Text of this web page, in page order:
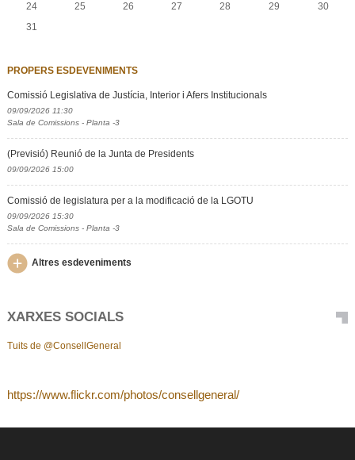
24
25 26 27 28 29
30
31
PROPERS ESDEVENIMENTS
Comissió Legislativa de Justícia, Interior i Afers Institucionals
09/09/2026 11:30
Sala de Comissions - Planta -3
(Previsió) Reunió de la Junta de Presidents
09/09/2026 15:00
Comissió de legislatura per a la modificació de la LGOTU
09/09/2026 15:30
Sala de Comissions - Planta -3
Altres esdeveniments
XARXES SOCIALS
Tuits de @ConsellGeneral
https://www.flickr.com/photos/consellgeneral/